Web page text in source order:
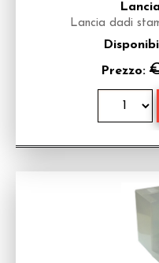
Lancia dadi
Prezzo: